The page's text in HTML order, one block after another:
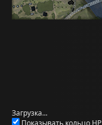
Загрузка...
Показывать кольцо HP